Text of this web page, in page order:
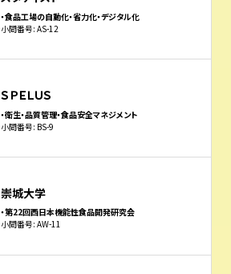
・食品工場の自動化・省力化・デジタル化
小間番号: AS-12
ＳＰＥＬＵＳ
・衛生・品質管理・食品安全マネジメント
小間番号: BS-9
崇城大学
・第22回西日本機能性食品開発研究会
小間番号: AW-11